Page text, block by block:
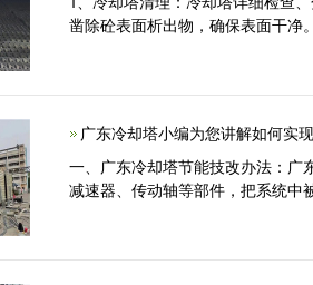
凿除砼表面析出物，确保表面干净
广东冷却塔小编为您讲解如何实
一、广东冷却塔节能技改办法：广
减速器、传动轴等部件，把系统中